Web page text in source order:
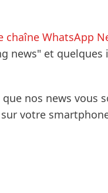
chaîne WhatsApp
news" et
nos news vous
votre